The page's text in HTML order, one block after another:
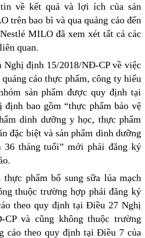
về kết quả và lợi ích của sản
trên bao bì và qua quảng cáo đến
MILO đã xem xét tất cả các
quan.
Nghị định 15/2018/NĐ-CP về việc
cáo thực phẩm, công ty hiểu
sản phẩm được quy định tại
bao gồm “thực phẩm bảo vệ
dinh dưỡng y học, thực phẩm
đặc biệt và sản phẩm dinh dưỡng
36 tháng tuổi” mới phải đăng ký
thực phẩm bổ sung sữa lúa mạch
thuộc trường hợp phải đăng ký
theo quy định tại Điều 27 Nghị
CP và cũng không thuộc trường
cáo theo quy định tại Điều 7 của